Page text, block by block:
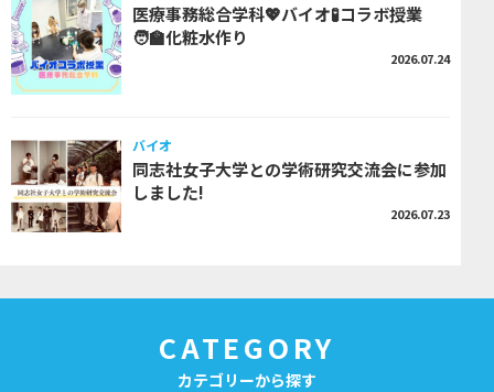
医療事務総合学科💖バイオ🧪コラボ授業
🧑‍🏫化粧水作り
2026.07.24
バイオ
同志社女子大学との学術研究交流会に参加
しました!
2026.07.23
CATEGORY
カテゴリーから探す